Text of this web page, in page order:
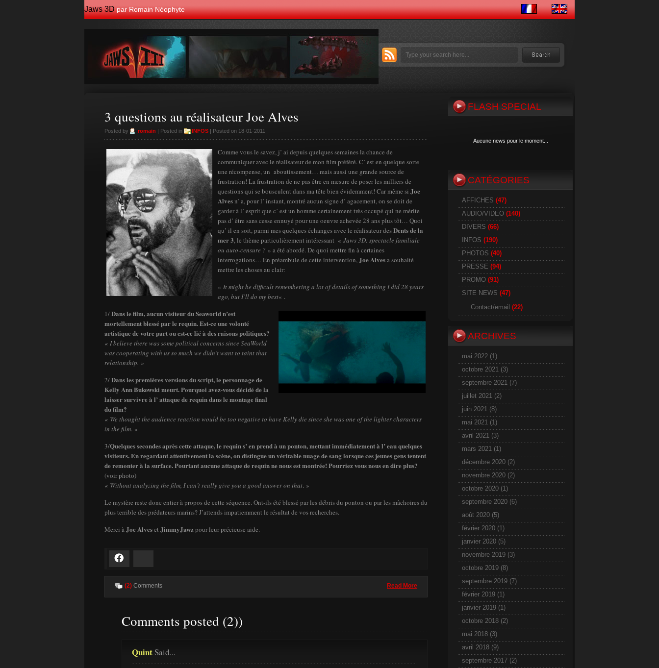
Jaws 3D par Romain Néophyte
3 questions au réalisateur Joe Alves
Posted by romain | Posted in INFOS | Posted on 18-01-2011
Comme vous le savez, j’ ai depuis quelques semaines la chance de
communiquer avec le réalisateur de mon film préféré. C’ est en quelque sorte
une récompense, un aboutissement… mais aussi une grande source de
frustration! La frustration de ne pas être en mesure de poser les milliers de
questions qui se bousculent dans ma tête bien évidemment! Car même si Joe
Alvesn’ a, pour l’ instant, montré aucun signe d’ agacement, on se doit de
garder à l’ esprit que c’ est un homme certainement très occupé qui ne mérite
pas d’ être sans cesse ennuyé pour une oeuvre achevée 28 ans plus tôt… Quoi
qu’ il en soit, parmi mes quelques échanges avec le réalisateur desDents de la
mer 3, le thème particulièrement intéressant « Jaws 3D: spectacle familiale
ou auto-censure ? » a été abordé. De quoi mettre fin à certaines
interrogations… En préambule de cette intervention,Joe Alvesa souhaité
mettre les choses au clair:
« It might be difficult remembering a lot of details of something I did 28 years
ago, but I’ll do my best« .
1/Dans le film, aucun visiteur du Seaworld n’est
mortellement blessé par le requin. Est-ce une volonté
artistique de votre part ou est-ce lié à des raisons politiques?
« I believe there was some political concerns since SeaWorld
was cooperating with us so much we didn’t want to taint that
relationship. »
2/Dans les premières versions du script, le personnage de
Kelly Ann Bukowski meurt. Pourquoi avez-vous décidé de la
laisser survivre à l’ attaque de requin dans le montage final
du film?
« We thought the audience reaction would be too negative to have Kelly die since she was one of the lighter characters
in the film. »
3/Quelques secondes après cette attaque, le requin s’ en prend à un ponton, mettant immédiatement à l’ eau quelques
visiteurs. En regardant attentivement la scène, on distingue un véritable nuage de sang lorsque ces jeunes gens tentent
de remonter à la surface. Pourtant aucune attaque de requin ne nous est montrée! Pourriez vous nous en dire plus?
(voir photo)
« Without analyzing the film, I can’t really give you a good answer on that. »
Le mystère reste donc entier à propos de cette séquence. Ont-ils été blessé par les débris du ponton ou par les mâchoires du
plus terrible des prédateurs marins? J’attends impatiemment le résultat de vos recherches.
Merci àJoe Alveset JimmyJawzpour leur précieuse aide.
(2) Comments Read More
Comments posted (2))
QuintSaid...
FLASH SPECIAL
Aucune news pour le moment...
Aucune news pour le moment...
CATÉGORIES
AFFICHES (47)
AUDIO/VIDEO (140)
DIVERS (66)
INFOS (190)
PHOTOS (40)
PRESSE (94)
PROMO (91)
SITE NEWS (47)
Contact/email (22)
ARCHIVES
mai 2022 (1)
octobre 2021 (3)
septembre 2021 (7)
juillet 2021 (2)
juin 2021 (8)
mai 2021 (1)
avril 2021 (3)
mars 2021 (1)
décembre 2020 (2)
novembre 2020 (2)
octobre 2020 (1)
septembre 2020 (6)
août 2020 (5)
février 2020 (1)
janvier 2020 (5)
novembre 2019 (3)
octobre 2019 (8)
septembre 2019 (7)
février 2019 (1)
janvier 2019 (1)
octobre 2018 (2)
mai 2018 (3)
avril 2018 (9)
septembre 2017 (2)